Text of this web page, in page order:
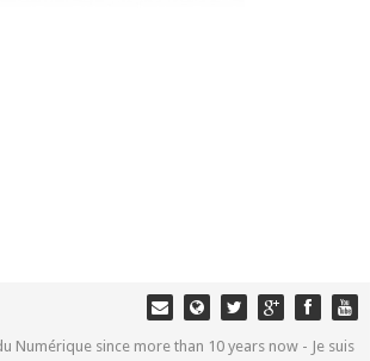
Numérique since more than 10 years now - Je suis